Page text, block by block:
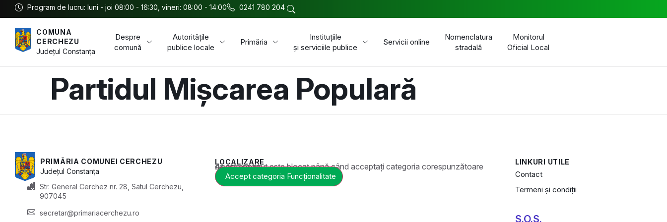
Program de lucru: luni - joi 08:00 - 16:30, vineri: 08:00 - 14:00 0241 780 204
COMUNA
CERCHEZU
JudețulConstanța
Despre
comună
Autoritățile
publice locale
Primăria
Instituțiile
și serviciile publice
Servicii online
Nomenclatura
stradală
Monitorul
Oficial Local
Partidul Mișcarea Populară
PRIMĂRIA COMUNEI CERCHEZU
JudețulConstanța
Str. General Cerchez nr. 28, Satul Cerchezu,
907045
secretar@primariacerchezu.ro
LOCALIZARE
Acest conținut este blocat până când acceptați categoria corespunzătoare de cookie-uri.
Accept categoria Funcționalitate
LINKURI UTILE
Contact
Termeni și condiții
S.O.S.